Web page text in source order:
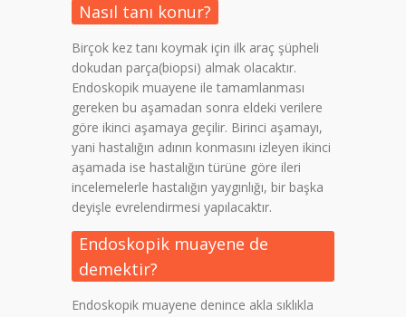
Nasıl tanı konur?
Birçok kez tanı koymak için ilk araç şüpheli
dokudan parça(biopsi) almak olacaktır.
Endoskopik muayene ile tamamlanması
gereken bu aşamadan sonra eldeki verilere
göre ikinci aşamaya geçilir. Birinci aşamayı,
yani hastalığın adının konmasını izleyen ikinci
aşamada ise hastalığın türüne göre ileri
incelemelerle hastalığın yaygınlığı, bir başka
deyişle evrelendirmesi yapılacaktır.
Endoskopik muayene de
demektir?
Endoskopik muayene denince akla sıklıkla